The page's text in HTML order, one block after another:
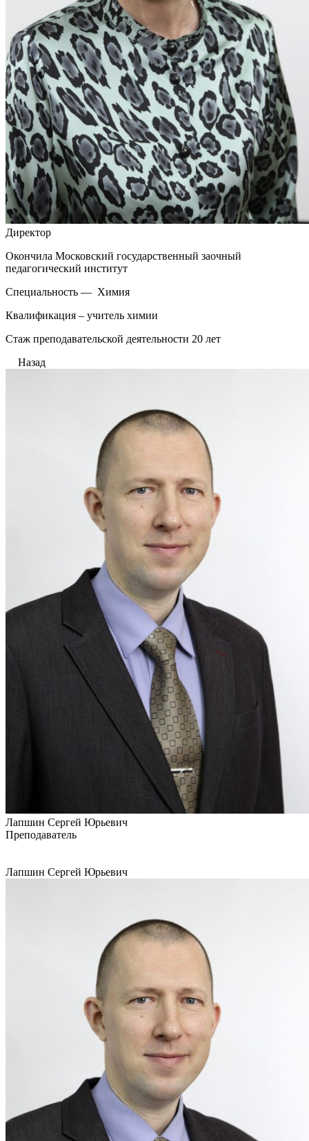
Директор
Окончила Московский государственный заочный
педагогический институт
Специальность — Химия
Квалификация – учитель химии
Стаж преподавательской деятельности 20 лет
Назад
Лапшин Сергей Юрьевич
Преподаватель
Лапшин Сергей Юрьевич